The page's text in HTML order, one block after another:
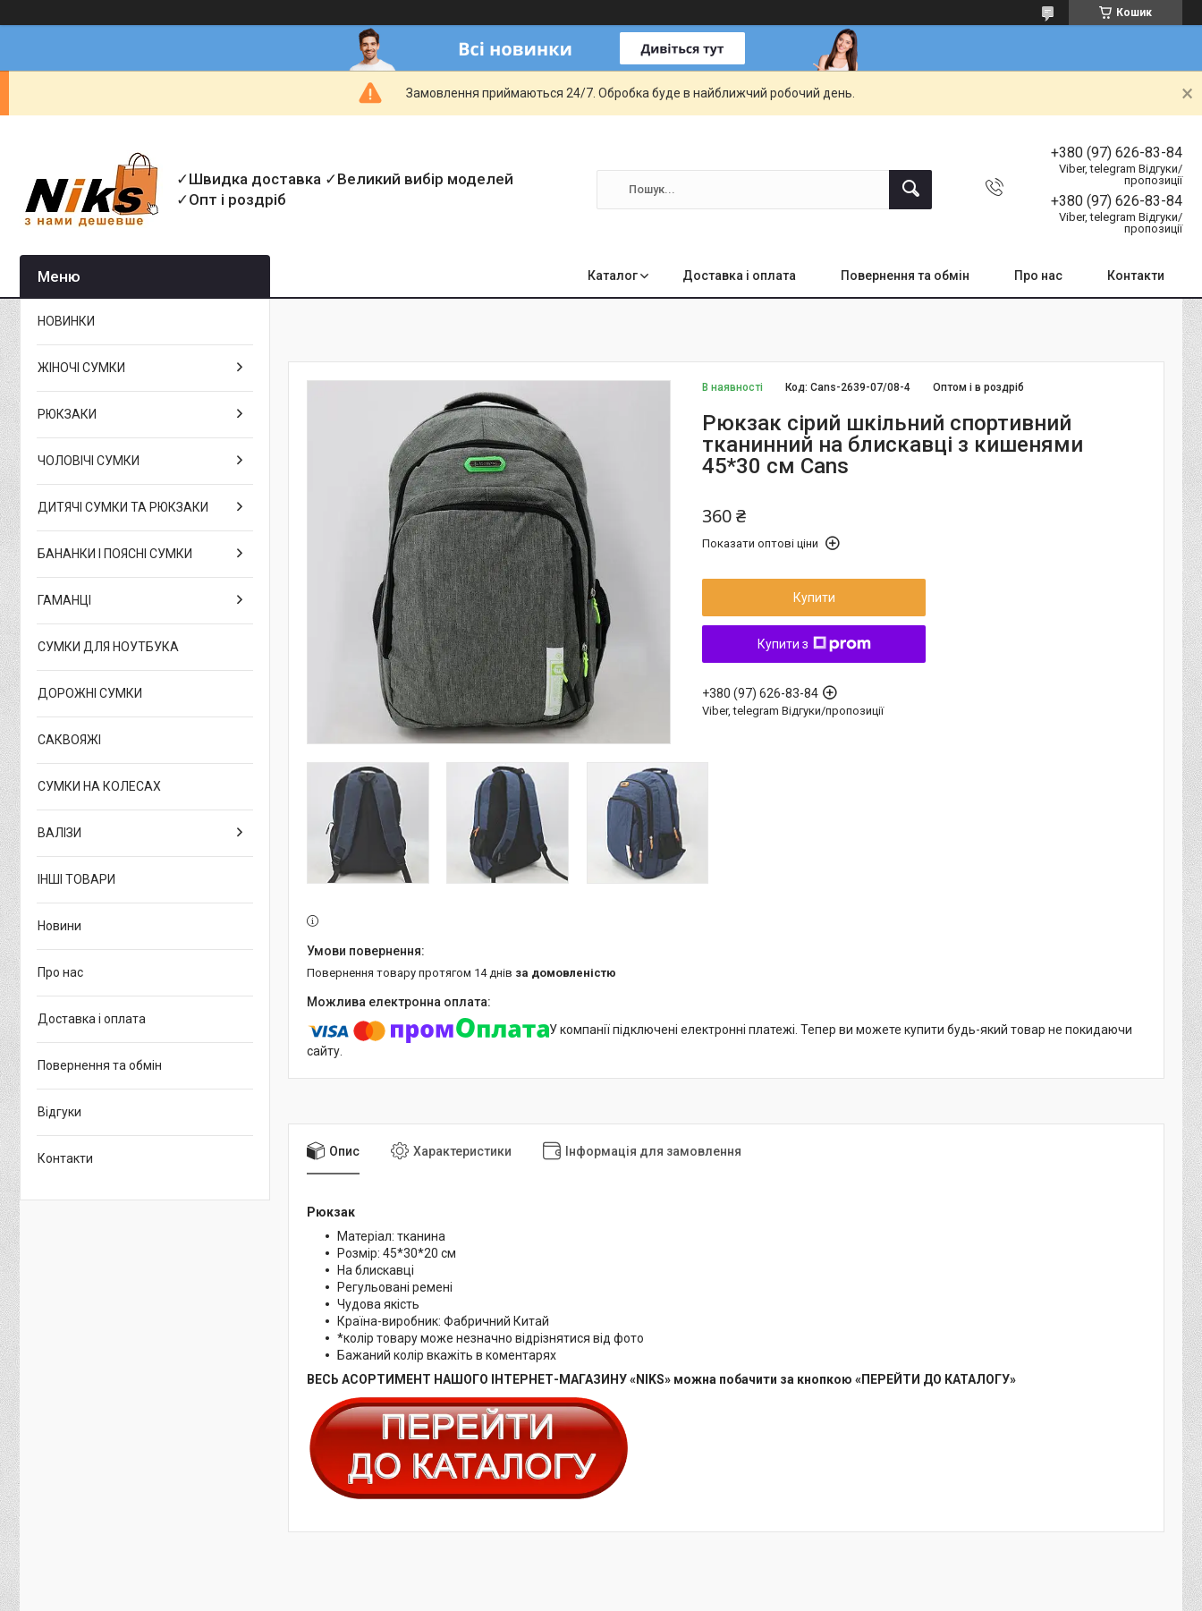
Кошик
Замовлення приймаються 24/7. Обробка буде в найближчий робочий день.
✓Швидка доставка ✓Великий вибір моделей
✓Опт і роздріб
+380 (97) 626-83-84
Viber, telegram Відгуки/
пропозиції
+380 (97) 626-83-84
Viber, telegram Відгуки/
пропозиції
Каталог Доставка і оплата Повернення та обмін Про нас Контакти
В наявності Оптом і в роздріб
Код:Cans-2639-07/08-4
Рюкзак сірий шкільний спортивний
тканинний на блискавці з кишенями
45*30 см Cans
360 ₴
Показати оптові ціни
Купити
Купити з
+380 (97) 626-83-84
Viber, telegram Відгуки/пропозиції
повернення товару протягом 14 днів за домовленістю
У компанії підключені електронні платежі. Тепер ви можете купити будь-який товар не покидаючи
сайту.
Опис Характеристики Інформація для замовлення
Рюкзак
Матеріал: тканина
Розмір: 45*30*20 см
На блискавці
Регульовані ремені
Чудова якість
Країна-виробник: Фабричний Китай
*колір товару може незначно відрізнятися від фото
Бажаний колір вкажіть в коментарях
ВЕСЬ АСОРТИМЕНТ НАШОГО ІНТЕРНЕТ-МАГАЗИНУ «NIKS» можна побачити за кнопкою «ПЕРЕЙТИ ДО КАТАЛОГУ»
НОВИНКИ
ЖІНОЧІ СУМКИ
РЮКЗАКИ
ЧОЛОВІЧІ СУМКИ
ДИТЯЧІ СУМКИ ТА РЮКЗАКИ
БАНАНКИ І ПОЯСНІ СУМКИ
ГАМАНЦІ
СУМКИ ДЛЯ НОУТБУКА
ДОРОЖНІ СУМКИ
САКВОЯЖІ
СУМКИ НА КОЛЕСАХ
ВАЛІЗИ
ІНШІ ТОВАРИ
Новини
Про нас
Доставка і оплата
Повернення та обмін
Відгуки
Контакти